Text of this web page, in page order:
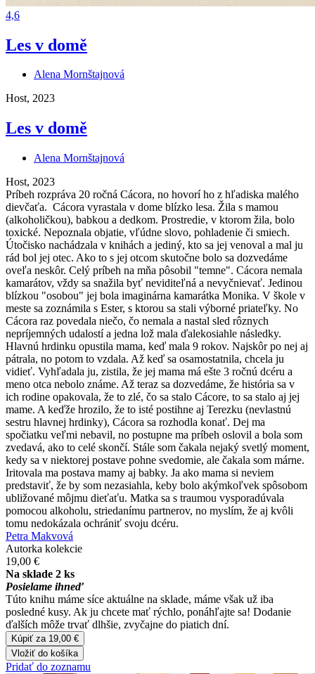
4,6
Les v domě
Alena Mornštajnová
Host, 2023
Les v domě
Alena Mornštajnová
Host, 2023
Príbeh rozpráva 20 ročná Cácora, no hovorí ho z hľadiska malého
dievčaťa. Cácora vyrastala v dome blízko lesa. Žila s mamou
(alkoholičkou), babkou a dedkom. Prostredie, v ktorom žila, bolo
toxické. Nepoznala objatie, vľúdne slovo, pohladenie či smiech.
Útočisko nachádzala v knihách a jediný, kto sa jej venoval a mal ju
rád bol jej otec. Ako to s jej otcom skutočne bolo sa dozvedáme
oveľa neskôr. Celý príbeh na mňa pôsobil "temne". Cácora nemala
kamarátov, vždy sa snažila byť neviditeľná a nevyčnievať. Jedinou
blízkou "osobou" jej bola imaginárna kamarátka Monika. V škole v
meste sa zoznámila s Ester, s ktorou sa stali výborné priateľky. No
Cácora raz povedala niečo, čo nemala a nastal sled rôznych
nepríjemných udalostí a jedna lož mala ďalekosiahle následky.
Hlavnú hrdinku opustila mama, keď mala 9 rokov. Najskôr po nej aj
pátrala, no potom to vzdala. Až keď sa osamostatnila, chcela ju
vidieť. Vyhľadala ju, zistila, že jej mama má ešte 3 ročnú dcéru a
meno otca nebolo známe. Až teraz sa dozvedáme, že história sa v
ich rodine opakovala, že to zlé, čo sa stalo Cácore, to sa stalo aj jej
mame. A keďže hrozilo, že to isté postihne aj Terezku (nevlastnú
sestru hlavnej hrdinky), Cácora sa rozhodla konať. Dej ma
spočiatku veľmi nebavil, no postupne ma príbeh oslovil a bola som
zvedavá, ako to celé skončí. Stále som čakala nejaký svetlý moment,
kedy sa v niektorej postave pohne svedomie, ale čakala som márne.
Iritovala ma postava mamy aj babky. Ja ako mama si neviem
predstaviť, že by som nezasiahla, keby bolo akýmkoľvek spôsobom
ubližované môjmu dieťaťu. Matka sa s traumou vysporadúvala
pomocou alkoholu, striedanímu partnerov, no myslím, že aj kvôli
tomu nedokázala ochrániť svoju dcéru.
Petra Makvová
Autorka kolekcie
19,00 €
Na sklade 2 ks
Posielame ihneď
Túto knihu máme síce aktuálne na sklade, máme však už iba
posledné kusy. Ak ju chcete mať rýchlo, ponáhľajte sa! Dodanie
ďalších môže trvať dlhšie, zvyčajne do piatich dní.
Kúpiť za 19,00 €
Vložiť do košíka
Pridať do zoznamu